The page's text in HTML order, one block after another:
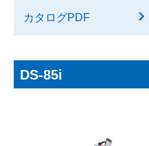
カタログPDF
DS-85i